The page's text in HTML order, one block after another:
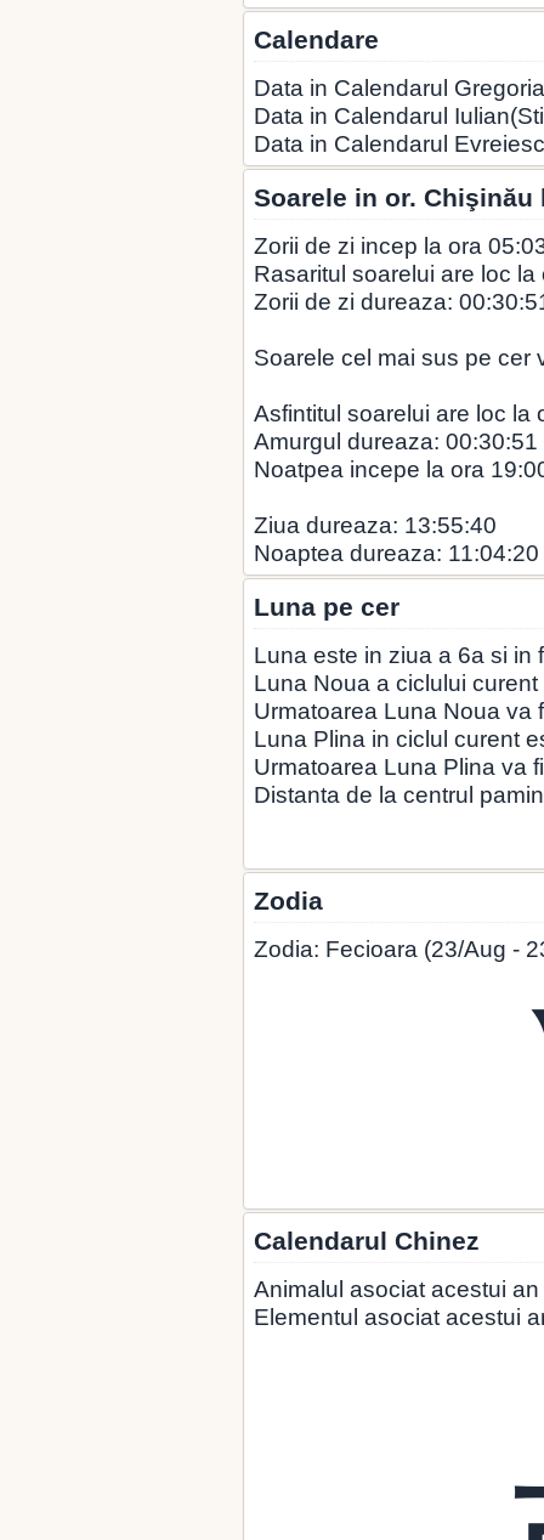
Calendare
Data in Calendarul
Data in Calendarul
Data in Calendarul
Soarele in or. Chişinău
Zorii de zi incep la ora
Rasaritul soarelui are loc la
Zorii de zi dureaza:
Soarele cel mai sus pe cer
Asfintitul soarelui are loc la
Amurgul dureaza: 00:30:51
Noatpea incepe la ora
Ziua dureaza: 13:55:40
Noaptea dureaza: 11:04:20
Luna pe cer
Luna este in ziua a 6a si in
Luna Noua a ciclului
Urmatoarea Luna Noua va
Luna Plina in ciclul curent
Urmatoarea Luna Plina va
Distanta de la centrul
Zodia
Zodia: Fecioara (23/Aug -
Calendarul Chinez
Animalul asociat acestui
Elementul asociat acestui